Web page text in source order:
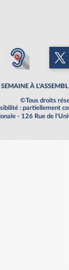
À
©Tous droits
: partiellement
- 126 Rue de